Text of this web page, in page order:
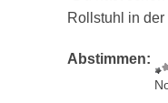
Rollstuhl in
Abstimmen: